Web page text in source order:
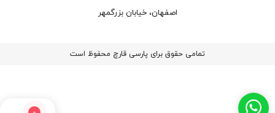
اصفهان، خیابان بزرگمهر
تمامی حقوق برای پارسی قارچ محفوظ است